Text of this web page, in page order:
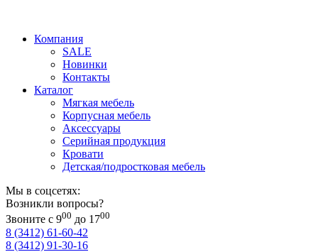
Компания
SALE
Новинки
Контакты
Каталог
Мягкая мебель
Корпусная мебель
Аксессуары
Серийная продукция
Кровати
Детская/подростковая мебель
Мы в соцсетях:
Возникли вопросы?
Звоните с 900 до 1700
8 (3412) 61-60-42
8 (3412) 91-30-16